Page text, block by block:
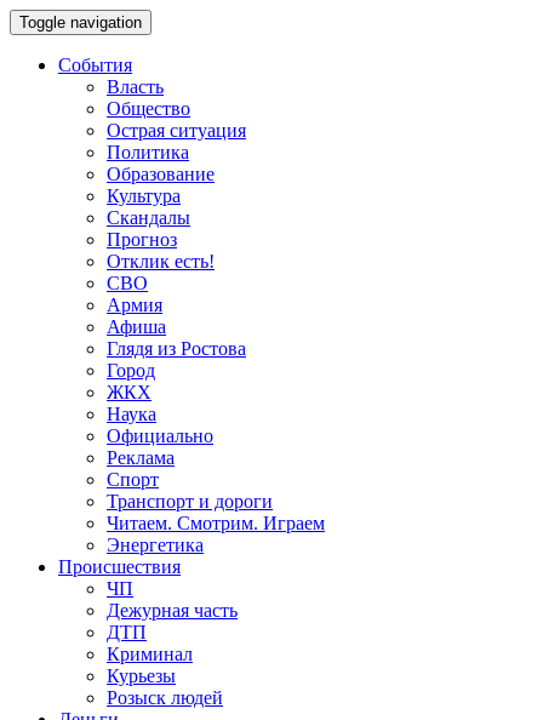
Toggle navigation
События
Власть
Общество
Острая ситуация
Политика
Образование
Культура
Скандалы
Прогноз
Отклик есть!
СВО
Армия
Афиша
Глядя из Ростова
Город
ЖКХ
Наука
Официально
Реклама
Спорт
Транспорт и дороги
Читаем. Смотрим. Играем
Энергетика
Происшествия
ЧП
Дежурная часть
ДТП
Криминал
Курьезы
Розыск людей